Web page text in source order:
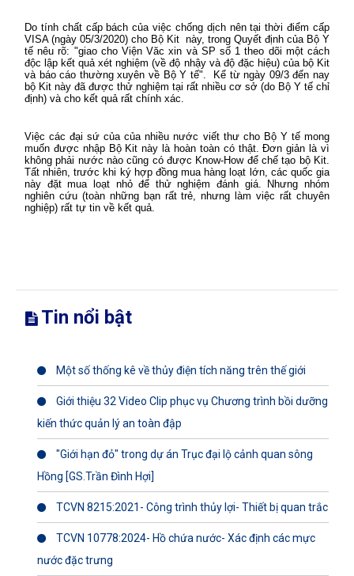
Do tính chất cấp bách của việc chống dịch nên tại thời điểm cấp
VISA (ngày 05/3/2020) cho Bộ Kit này, trong Quyết định của Bộ Y
tế nêu rõ: "giao cho Viện Văc xin và SP số 1 theo dõi một cách
độc lập kết quả xét nghiệm (về độ nhậy và độ đặc hiệu) của bộ Kit
và báo cáo thường xuyên về Bộ Y tế".
Kể từ ngày 09/3 đến nay
bộ Kit này đã được thử nghiệm tại rất nhiều cơ sở (do Bộ Y tế chỉ
định) và cho kết quả rất chính xác.
Việc các đại sứ của của nhiều nước viết thư cho Bộ Y tế mong
muốn được nhập Bộ Kit này là hoàn toàn có thật. Đơn giản là vì
không phải nước nào cũng có được Know-How để chế tạo bộ Kit.
Tất nhiên, trước khi ký hợp đồng mua hàng loạt lớn, các quốc gia
này đặt mua loạt nhỏ để thử nghiệm đánh giá. Nhưng nhóm
nghiên cứu (toàn những bạn rất trẻ, nhưng làm việc rất chuyên
nghiệp) rất tự tin về kết quả.
Tin nổi bật
Một số thống kê về thủy điện tích năng trên thế giới
Giới thiệu 32 Video Clip phục vụ Chương trình bồi dưỡng
kiến thức quản lý an toàn đập
"Giới hạn đỏ" trong dự án Trục đại lộ cảnh quan sông
Hồng [GS.Trần Đình Hợi]
TCVN 8215:2021- Công trình thủy lợi- Thiết bị quan trắc
TCVN 10778:2024- Hồ chứa nước- Xác định các mực
nước đặc trưng